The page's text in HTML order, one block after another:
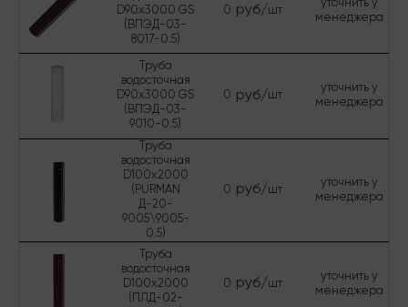
D90х3000 GS
(ВПЭД-03-
8017-0.5)
0 руб/шт
уточнить у
менеджера
Труба
водосточная
D90х3000 GS
(ВПЭД-03-
9010-0.5)
0 руб/шт
уточнить у
менеджера
Труба
водосточная
D100х2000
(PURMAN
Д-20-
9005\9005-
0.5)
0 руб/шт
уточнить у
менеджера
Труба
водосточная
D100х2000
(ПЛД-02-
0 руб/шт
уточнить у
менеджера